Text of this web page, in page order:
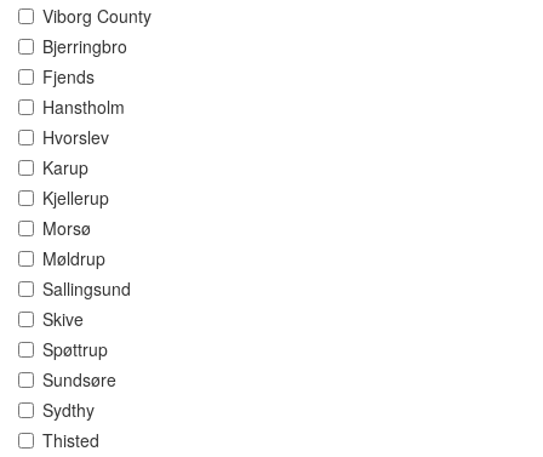
Viborg County
Bjerringbro
Fjends
Hanstholm
Hvorslev
Karup
Kjellerup
Morsø
Møldrup
Sallingsund
Skive
Spøttrup
Sundsøre
Sydthy
Thisted